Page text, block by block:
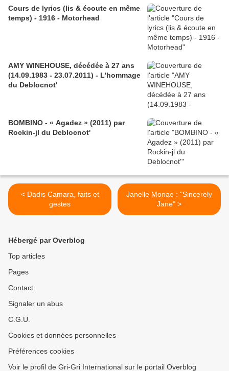
Cours de lyrics (lis & écoute en même
temps) - 1916 - Motorhead
AMY WINEHOUSE, décédée à 27 ans
(14.09.1983 - 23.07.2011) - L'hommage
du Deblocnot'
BOMBINO - « Agadez » (2011) par
Rockin-jl du Deblocnot'
< Dadis Camara, faits et
gestes
Janelle Monae : "Sincerely
Jane" >
Hébergé par Overblog
Top articles
Pages
Contact
Signaler un abus
C.G.U.
Cookies et données personnelles
Préférences cookies
Voir le profil de Gri-Gri International sur le portail Overblog